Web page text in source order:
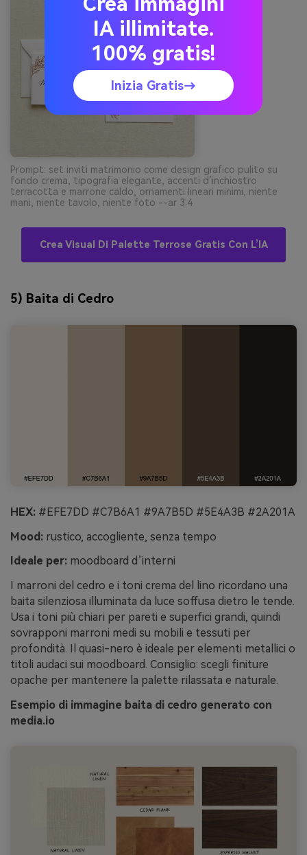
Prompt: set inviti matrimonio come design grafico pulito su
fondo crema, tipografia elegante, accenti d’inchiostro
terracotta e marrone caldo, ornamenti lineari minimi, niente
mani, niente tavolo, niente foto --ar 3:4
Crea Visual Di Palette Terrose Gratis Con L’IA
5) Baita di Cedro
HEX: #EFE7DD #C7B6A1 #9A7B5D #5E4A3B #2A201A
Mood: rustico, accogliente, senza tempo
Ideale per: moodboard d’interni
I marroni del cedro e i toni crema del lino ricordano una
baita silenziosa illuminata da luce soffusa dietro le tende.
Usa i toni più chiari per pareti e superfici grandi, quindi
sovrapponi marroni medi su mobili e tessuti per
profondità. Il quasi-nero è ideale per elementi metallici o
titoli audaci sui moodboard. Consiglio: scegli finiture
opache per mantenere la palette rilassata e naturale.
Esempio di immagine baita di cedro generato con
media.io
IA illimitate.
100% gratis!
Inizia Gratis→